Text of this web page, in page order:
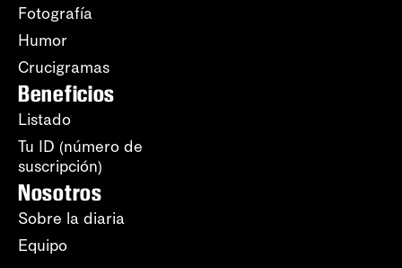
Fotografía
Humor
Crucigramas
Beneficios
Listado
Tu ID (número de
suscripción)
Nosotros
Sobre la diaria
Equipo